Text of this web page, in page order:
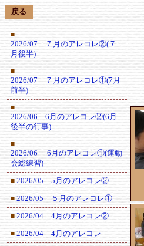
戻る
■
2026/07 ７月のアレコレ②(７
月後半)
■
2026/07 ７月のアレコレ①(7月
前半)
■
2026/06 6月のアレコレ②(6月
後半の行事)
■
2026/06 6月のアレコレ①(運動
会総練習)
■ 2026/05 5月のアレコレ②
■ 2026/05 ５月のアレコレ①
■ 2026/04 4月のアレコレ②
■ 2026/04 4月のアレコレ